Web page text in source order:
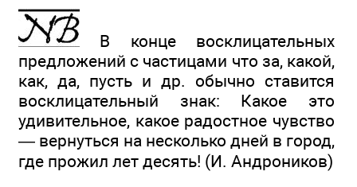
В конце восклицательных
предложений с частицами что за, какой,
как, да, пусть и др. обычно ставится
восклицательный знак: Какое это
удивительное, какое радостное чувство
— вернуться на несколько дней в город,
где прожил лет десять! (И. Андроников)